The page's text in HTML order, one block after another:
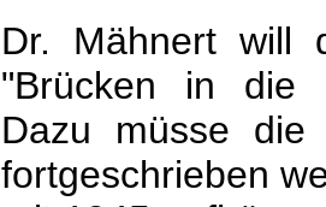
Dr. Mähnert will
"Brücken in die
Dazu müsse die
fortgeschrieben